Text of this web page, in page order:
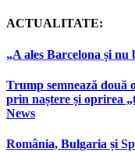
ACTUALITATE:
„A ales Barcelona și
Trump semnează două
prin naștere și oprirea
News
România, Bulgaria și